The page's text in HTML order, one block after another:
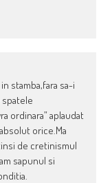
stamba,fara sa-i
spatele
ordinara” aplaudat
orice.Ma
de cretinismul
sapunul si